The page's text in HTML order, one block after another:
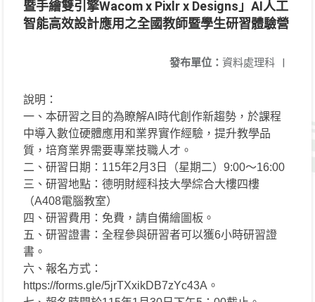
暨手繪雙引擎Wacom x Pixlr x Designs」AI人工
智能高效設計應用之全國教師暨學生研習體驗營
發布單位： 資料處理科 |
說明：
一、本研習之目的為瞭解AI時代創作新趨勢，於課程
中導入數位硬體應用和業界實作經驗，提升教學品
質，培育業界需要專業技職人才。
二、研習日期：115年2月3日（星期二）9:00～16:00
三、研習地點：德明財經科技大學綜合大樓四樓
（A408電腦教室）
四、研習費用：免費，請自備繪圖板。
五、研習證書：全程參與研習者可以獲6小時研習證
書。
六、報名方式：
https://forms.gle/5jrTXxikDB7zYc43A。